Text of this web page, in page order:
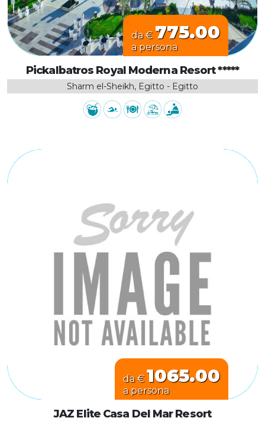
da € 775.00
a persona
Pickalbatros Royal Moderna Resort *****
Sharm el-Sheikh, Egitto - Egitto
da €1065.00
a persona
JAZ Elite Casa Del Mar Resort